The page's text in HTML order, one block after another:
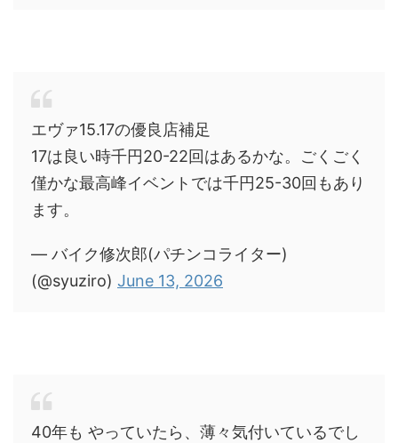
エヴァ15.17の優良店補足
17は良い時千円20-22回はあるかな。ごくごく
僅かな最高峰イベントでは千円25-30回もあり
ます。
— バイク修次郎(パチンコライター)
(@syuziro) June 13, 2026
40年も やっていたら、薄々気付いているでし